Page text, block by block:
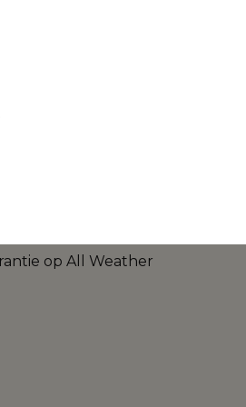
op All Weather